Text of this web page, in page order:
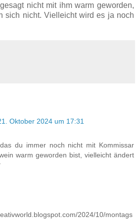
nicht mit ihm warm geworden,
sich nicht. Vielleicht wird es ja noch
Oktober 2024 um 17:31
du immer noch nicht mit Kommissar
warm geworden bist, vielleicht ändert
2024/10/montags